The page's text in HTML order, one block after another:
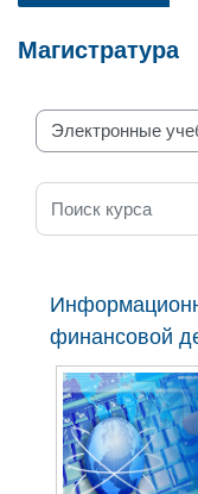
Магистратура
Разделы каталога
Поиск курса
финансовой